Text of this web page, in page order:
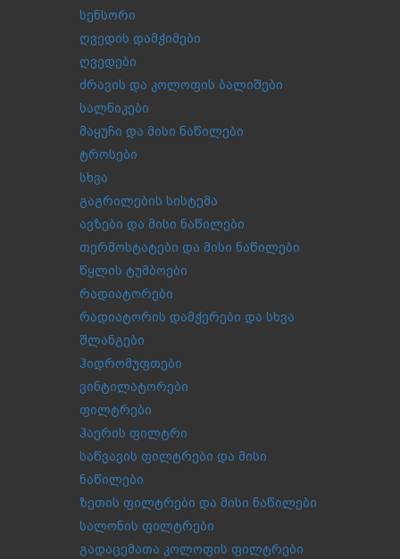
სენსორი
ღვედის დამჭიმები
ღვედები
ძრავის და კოლოფის ბალიშები
სალნიკები
მაყუჩი და მისი ნაწილები
ტროსები
სხვა
გაგრილების სისტემა
ავზები და მისი ნაწილები
თერმოსტატები და მისი ნაწილები
წყლის ტუმბოები
რადიატორები
რადიატორის დამჭერები და სხვა
შლანგები
ჰიდრომუფთები
ვინტილატორები
ფილტრები
ჰაერის ფილტრი
საწვავის ფილტრები და მისი
ნაწილები
ზეთის ფილტრები და მისი ნაწილები
სალონის ფილტრები
გადაცემათა კოლოფის ფილტრები